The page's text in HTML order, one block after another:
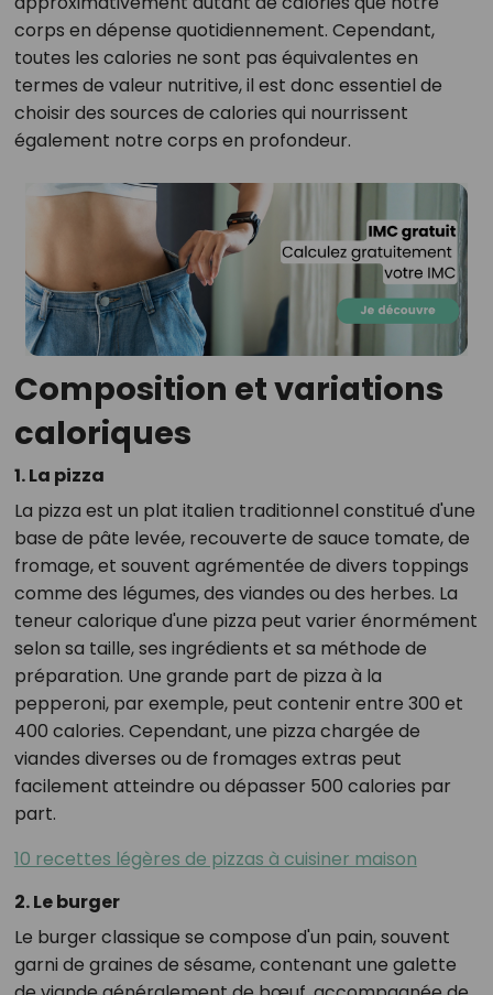
corps en dépense quotidiennement. Cependant,
toutes les calories ne sont pas équivalentes en
termes de valeur nutritive, il est donc essentiel de
choisir des sources de calories qui nourrissent
également notre corps en profondeur.
Composition et variations
caloriques
1. La pizza
La pizza est un plat italien traditionnel constitué d'une
base de pâte levée, recouverte de sauce tomate, de
fromage, et souvent agrémentée de divers toppings
comme des légumes, des viandes ou des herbes. La
teneur calorique d'une pizza peut varier énormément
selon sa taille, ses ingrédients et sa méthode de
préparation. Une grande part de pizza à la
pepperoni, par exemple, peut contenir entre 300 et
400 calories. Cependant, une pizza chargée de
viandes diverses ou de fromages extras peut
facilement atteindre ou dépasser 500 calories par
part.
10 recettes légères de pizzas à cuisiner maison
2. Le burger
Le burger classique se compose d'un pain, souvent
garni de graines de sésame, contenant une galette